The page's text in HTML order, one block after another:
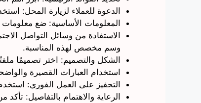
الدعوة للعملاء لزيارة المحل:
المعلومات الأساسية: ضع
الاستفادة من وسائل التواصل
وسم مخصص لهذه المناسبة.
الشكل والتصميم: اختر تصميمًا
استخدام العبارات القصيرة
التحفيز على العمل الفوري:
الرعاية والاهتمام بالتفاصيل: